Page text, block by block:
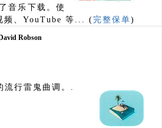
音乐下载。使
频、YouTube 等... ( 完整保单)
Robson
流行雷鬼曲调。.